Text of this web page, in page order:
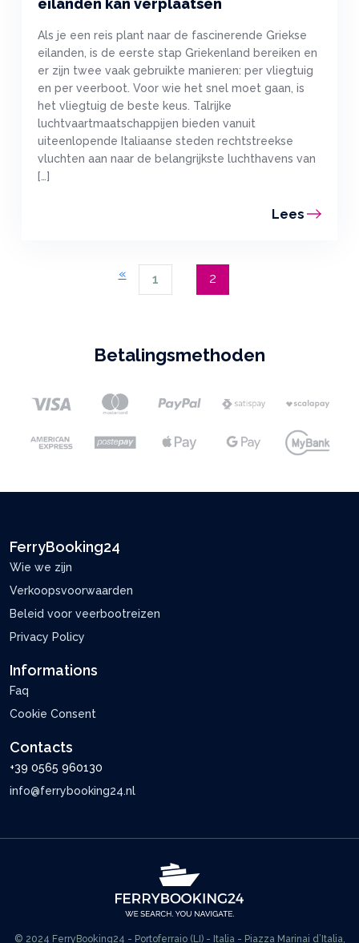
eilanden kan verplaatsen
Als je een reis plant naar de fascinerende Griekse
eilanden, is de eerste stap Griekenland bereiken en
er zijn twee vaak gebruikte manieren: per vliegtuig
en per veerboot. Voor wie het snel moet gaan, is
het vliegtuig de beste keus. Talrijke
luchtvaartmaatschappijen bieden vanuit
uiteenlopende Italiaanse steden rechtstreekse
vluchten aan naar de belangrijkste luchthavens van
[…]
Lees
« 1 2
Betalingsmethoden
FerryBooking24
Wie we zijn
Verkoopsvoorwaarden
Beleid voor veerbootreizen
Privacy Policy
Informations
Faq
Cookie Consent
Contacts
+39 0565 960130
info@ferrybooking24.nl
© 2024 FerryBooking24 - Portoferraio (LI) - Italia - Piazza Marinai d’Italia,